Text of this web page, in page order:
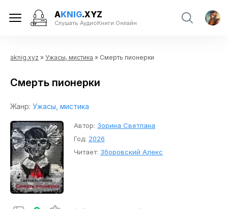
AKNIG.XYZ
Слушать АудиоКниги Онлайн
aknig.xyz » Ужасы, мистика » Смерть пионерки
Смерть пионерки
Жанр: Ужасы, мистика
Автор: Зорина Светлана
Год: 2026
Читает: Зборовский Алекс